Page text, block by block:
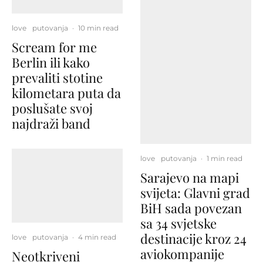
love putovanja · 10 min read
Scream for me
Berlin ili kako
prevaliti stotine
kilometara puta da
poslušate svoj
najdraži band
love putovanja · 4 min read
Neotkriveni
love putovanja · 1 min read
Sarajevo na mapi
svijeta: Glavni grad
BiH sada povezan
sa 34 svjetske
destinacije kroz 24
aviokompanije